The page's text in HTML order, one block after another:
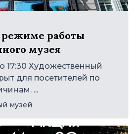
работы
музея
17:30 Художественный
для посетителей по
...
музей